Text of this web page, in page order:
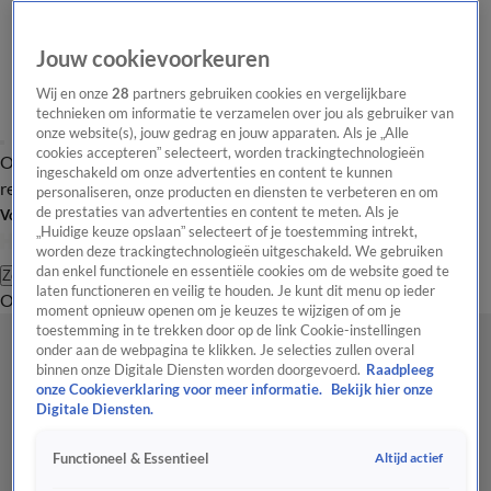
Overzicht Laatste nieuws Regionieuws Het beste van Hart
Tip de
redactie
Volg Hart van Nederland
Zoeken
OverzichtRegioUitzendingenWeerTip de redactiePanelVideo's
Jouw cookievoorkeuren
Wij en onze28 partners gebruiken cookies en vergelijkbare
technieken om informatie te verzamelen over jou als gebruiker van
onze website(s), jouw gedrag en jouw apparaten. Als je „Alle
cookies accepteren” selecteert, worden trackingtechnologieën
ingeschakeld om onze advertenties en content te kunnen
personaliseren, onze producten en diensten te verbeteren en om
de prestaties van advertenties en content te meten. Als je
„Huidige keuze opslaan” selecteert of je toestemming intrekt,
worden deze trackingtechnologieën uitgeschakeld. We gebruiken
dan enkel functionele en essentiële cookies om de website goed te
laten functioneren en veilig te houden. Je kunt dit menu op ieder
moment opnieuw openen om je keuzes te wijzigen of om je
toestemming in te trekken door op de link Cookie-instellingen
onder aan de webpagina te klikken. Je selecties zullen overal
binnen onze Digitale Diensten worden doorgevoerd. Raadpleeg
onze Cookieverklaring voor meer informatie.
Bekijk hier onze
Digitale Diensten.
Functioneel & Essentieel Altijd actief